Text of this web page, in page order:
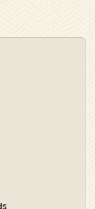
OP YOUTUBE
OP TIKTOK